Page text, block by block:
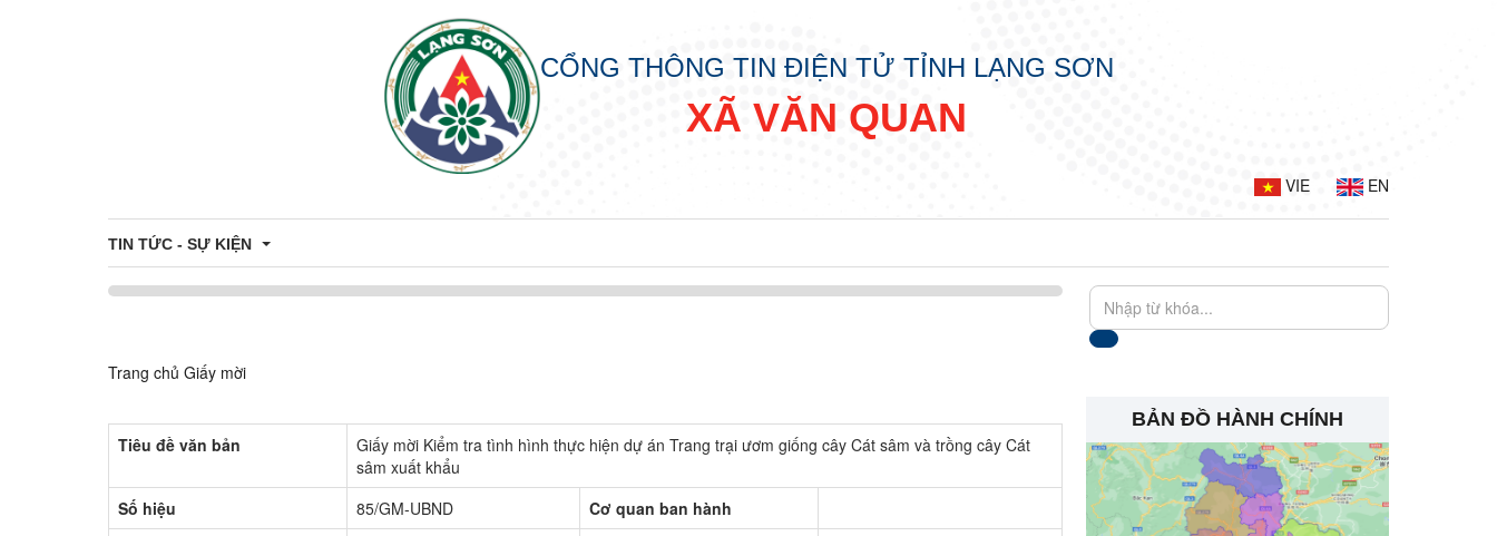
CỔNG THÔNG TIN ĐIỆN TỬ TỈNH LẠNG SƠN
XÃ VĂN QUAN
VIE EN
TIN TỨC - SỰ KIỆN
Thông tin đấu thầu - đấu giá
Công khai danh sách hỗ trợ Công dân - Doanh nghiệp
Hoạt động các xã - thị trấn
Trang chủ Giấy mời
Tiêu đề văn bản
Giấy mời Kiểm tra tình hình thực hiện dự án Trang trại ươm giống cây Cát sâm và trồng cây Cát
sâm xuất khẩu
Số hiệu
85/GM-UBND
Cơ quan ban hành
BẢN ĐỒ HÀNH CHÍNH